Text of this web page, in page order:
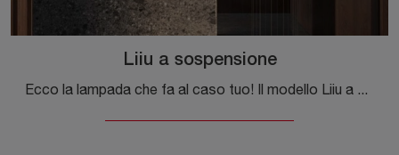
Liiu a sospensione
Ecco la lampada che fa al caso tuo! Il modello Liiu a sospensione è una tra le nostre lampade a sospensione di Luceplan.